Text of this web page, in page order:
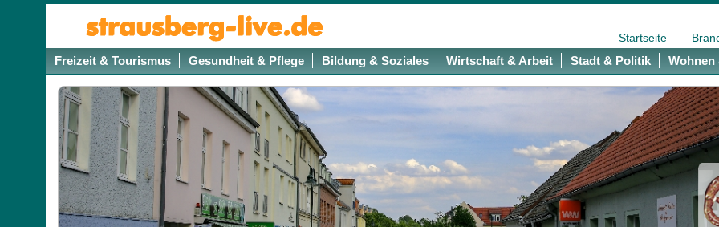
Startseite
Freizeit & Tourismus Gesundheit & Pflege Bildung & Soziales Wirtschaft & Arbeit Stadt & Politik Wohnen